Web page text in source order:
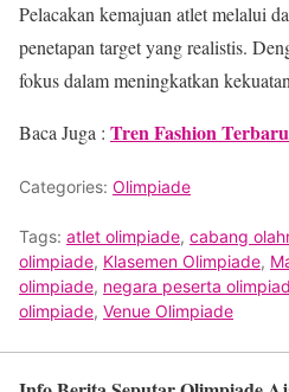
Pelacakan kemajuan atlet melalui
penetapan target yang realistis.
fokus dalam meningkatkan
Baca Juga : Tren Fashion
Categories: Olimpiade
Tags: atlet olimpiade, cabang
olimpiade, Klasemen Olimpiade,
olimpiade, negara peserta
olimpiade, Venue Olimpiade